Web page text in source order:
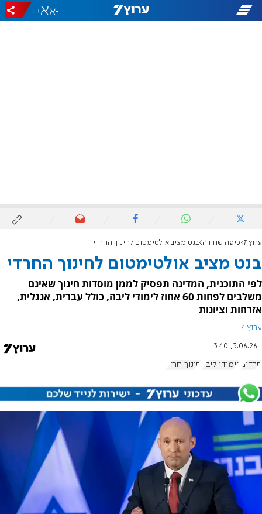
-
+
ערוץ 7 כיפה שחורה בנט מציב אולטימטום לחינוך החרדי
בנט מציב אולטימטום לחינוך החרדי
לפי התוכנית, המדינה תפסיק לממן מוסדות חינוך שאינם
משלבים לפחות 60 אחוז לימודי ליבה, כולל עברית, אנגלית,
אזרחות וציונות
ערוץ 7
3.06.26, 13:40
חרדים לימודי ליבה חינוך חרדי